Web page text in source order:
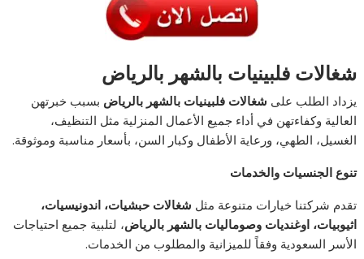
شغالات فلبينيات بالشهر بالرياض
يزداد الطلب على شغالات فلبينيات بالشهر بالرياض بسبب خبرتهن
العالية وكفاءتهن في أداء جميع الأعمال المنزلية مثل التنظيف،
الغسيل، الطهي، ورعاية الأطفال وكبار السن، بأسعار مناسبة وموثوقة.
تنوع الجنسيات والخدمات
تقدم شركتنا خيارات متنوعة مثل شغالات حبشيات، اندونيسيات،
اثيوبيات، اوغنديات وصوماليات بالشهر بالرياض، لتلبية جميع احتياجات
الأسر السعودية وفقاً للميزانية والمطلوب من الخدمات.